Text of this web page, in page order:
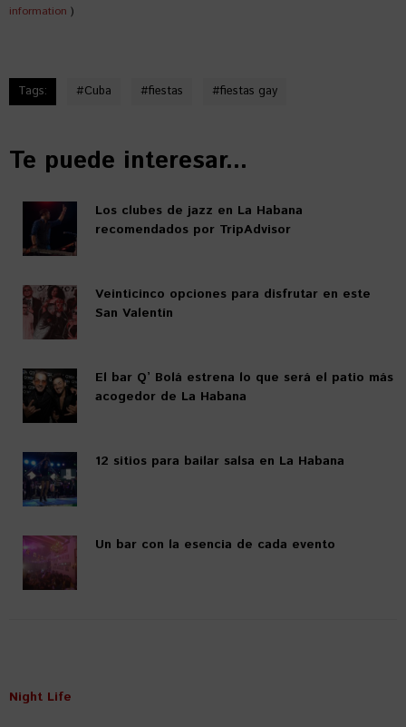
information )
Tags: #Cuba #fiestas #fiestas gay
Te puede interesar...
Los clubes de jazz en La Habana
recomendados por TripAdvisor
Veinticinco opciones para disfrutar en este
San Valentín
El bar Q’ Bolá estrena lo que será el patio más
acogedor de La Habana
12 sitios para bailar salsa en La Habana
Un bar con la esencia de cada evento
Night Life